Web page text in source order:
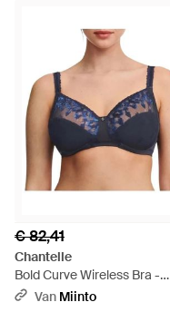
€ 82,41
Chantelle
Bold Curve Wireless Bra -
Blauw
Van Miinto